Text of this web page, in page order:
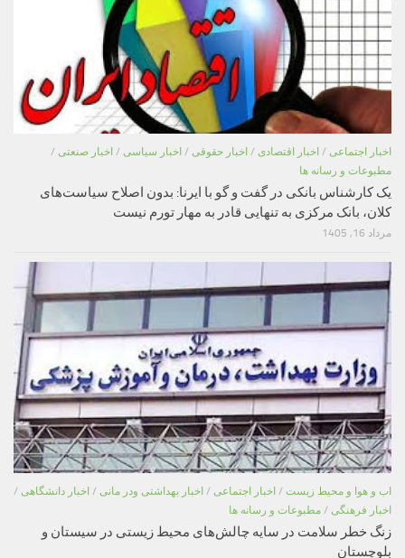
اخبار اجتماعی / اخبار اقتصادی / اخبار حقوقی / اخبار سیاسی / اخبار صنعتی /
مطبوعات و رسانه ها
یک کارشناس بانکی در گفت و گو با ایرنا: بدون اصلاح سیاست‌های
کلان، بانک مرکزی به تنهایی قادر به مهار تورم نیست
مرداد 16, 1405
اب و هوا و محیط زیست / اخبار اجتماعی / اخبار بهداشتی ودر مانی / اخبار دانشگاهی /
اخبار فرهنگی / مطبوعات و رسانه ها
زنگ خطر سلامت در سایه چالش‌های محیط زیستی در سیستان و
بلوچستان